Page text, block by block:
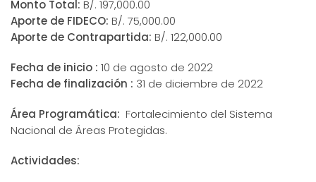
Monto Total: B/. 197,000.00
Aporte de FIDECO: B/. 75,000.00
Aporte de Contrapartida: B/. 122,000.00
Fecha de inicio : 10 de agosto de 2022
Fecha de finalización : 31 de diciembre de 2022
Área Programática: Fortalecimiento del Sistema
Nacional de Áreas Protegidas.
Actividades: